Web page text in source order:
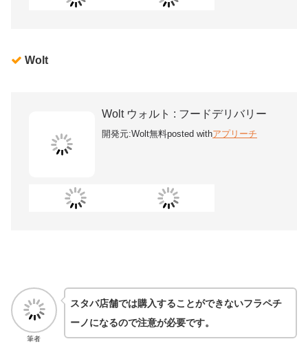
Wolt
Wolt ウォルト : フードデリバリー
開発元:Wolt無料posted withアプリーチ
筆者
スタバ店舗では購入することができないフラペチ
ーノになるので注意が必要です。